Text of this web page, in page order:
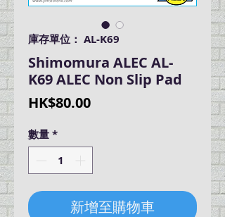
庫存單位： AL-K69
Shimomura ALEC AL-
K69 ALEC Non Slip Pad
HK$80.00價
數量*
新增至購物車